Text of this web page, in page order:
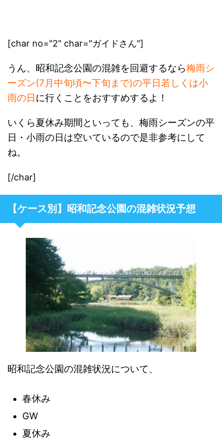
[char no="2" char="ガイドさん"]
うん、昭和記念公園の混雑を回避するなら梅雨シ
ーズン(7月中旬頃〜下旬まで)の平日若しくは小
雨の日に行くことをおすすめするよ！
いくら夏休み期間といっても、梅雨シーズンの平
日・小雨の日は空いているので是非参考にして
ね。
[/char]
【ケース別】昭和記念公園の混雑状況予想
昭和記念公園の混雑状況について、
春休み
GW
夏休み